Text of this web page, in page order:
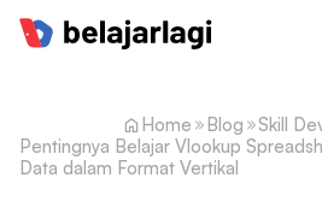
Home Blog
Skill
Pentingnya Belajar Vlookup
Data dalam Format Vertikal